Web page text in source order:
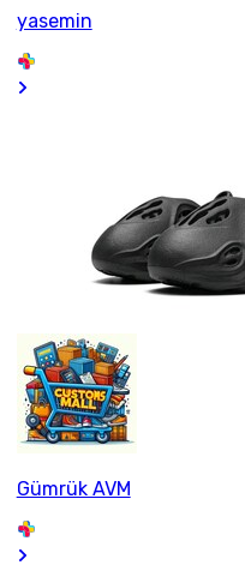
yasemin
Gümrük AVM